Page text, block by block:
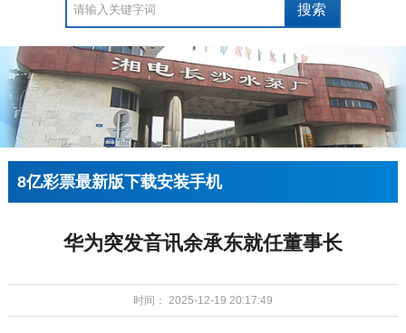
8亿彩票最新版下载安装手机
华为突发音讯余承东就任董事长
时间： 2025-12-19 20:17:49